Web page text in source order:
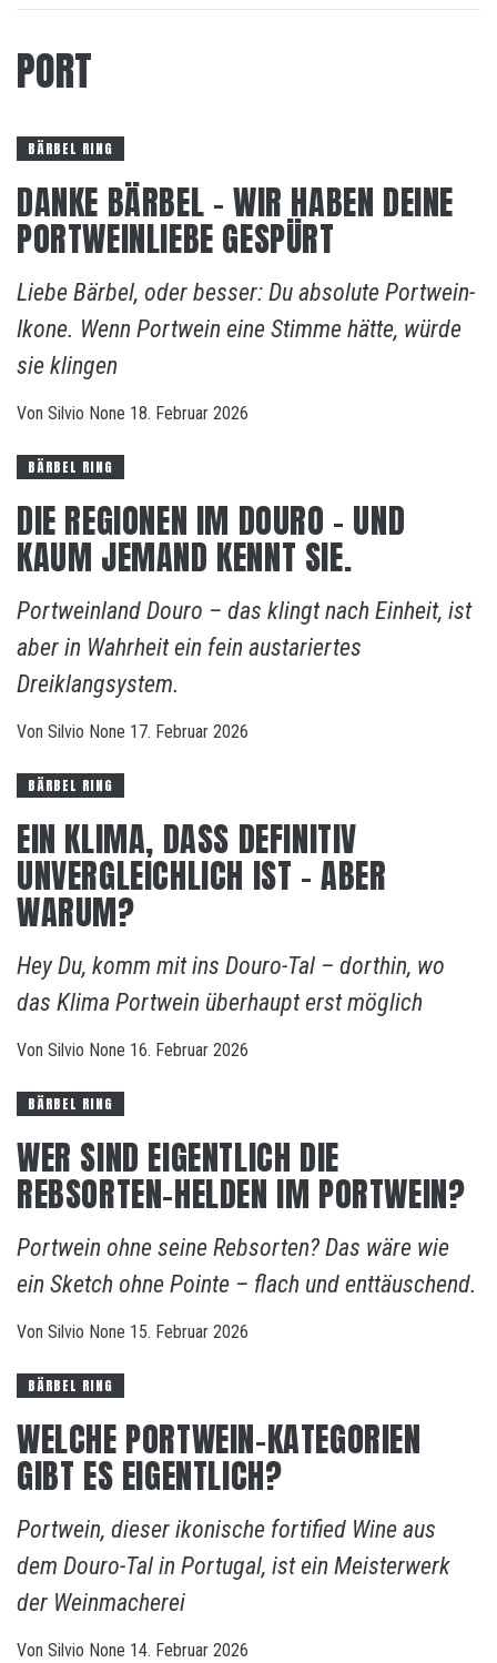
PORT
BÄRBEL RING
DANKE BÄRBEL – WIR HABEN DEINE
PORTWEINLIEBE GESPÜRT
Liebe Bärbel, oder besser: Du absolute Portwein-
Ikone. Wenn Portwein eine Stimme hätte, würde
sie klingen
Von Silvio None 18. Februar 2026
BÄRBEL RING
DIE REGIONEN IM DOURO – UND
KAUM JEMAND KENNT SIE.
Portweinland Douro – das klingt nach Einheit, ist
aber in Wahrheit ein fein austariertes
Dreiklangsystem.
Von Silvio None 17. Februar 2026
BÄRBEL RING
EIN KLIMA, DASS DEFINITIV
UNVERGLEICHLICH IST – ABER
WARUM?
Hey Du, komm mit ins Douro-Tal – dorthin, wo
das Klima Portwein überhaupt erst möglich
Von Silvio None 16. Februar 2026
BÄRBEL RING
WER SIND EIGENTLICH DIE
REBSORTEN-HELDEN IM PORTWEIN?
Portwein ohne seine Rebsorten? Das wäre wie
ein Sketch ohne Pointe – flach und enttäuschend.
Von Silvio None 15. Februar 2026
BÄRBEL RING
WELCHE PORTWEIN-KATEGORIEN
GIBT ES EIGENTLICH?
Portwein, dieser ikonische fortified Wine aus
dem Douro-Tal in Portugal, ist ein Meisterwerk
der Weinmacherei
Von Silvio None 14. Februar 2026